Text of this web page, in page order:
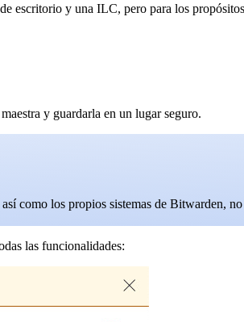
escritorio y una ILC, pero para los
y guardarla en un lugar seguro.
como los propios sistemas de Bitwarden, no
las funcionalidades: